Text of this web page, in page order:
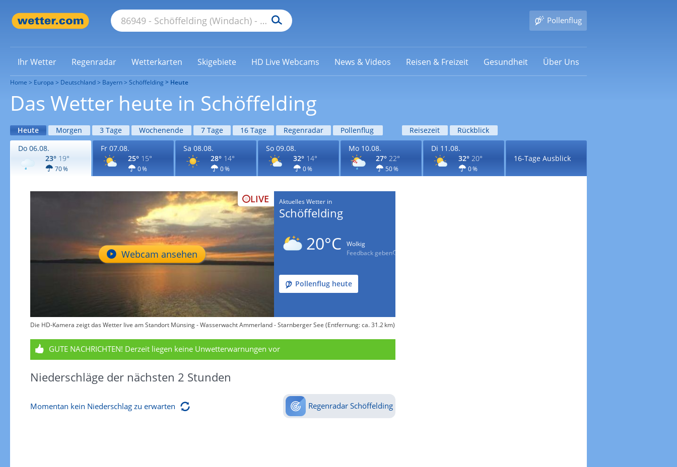
Pollenflug
Ihr Wetter Regenradar Wetterkarten Skigebiete HD Live Webcams News & Videos Reisen & Freizeit Gesundheit Über Uns
Home Europa Deutschland Bayern Schöffelding Heute
Das Wetter heute in Schöffelding
Heute Morgen 3 Tage Wochenende 7 Tage 16 Tage Regenradar Pollenflug Reisezeit
Rückblick
Do 06.08.
23° 19°
70 %
Fr 07.08.
25° 15°
0 %
Sa 08.08.
28° 14°
0 %
So 09.08.
32° 14°
0 %
Mo 10.08.
27° 22°
50 %
Di 11.08.
32° 20°
0 %
16-Tage Ausblick
LIVE
Webcam ansehen
Aktuelles Wetter in
Schöffelding
20°C
Wolkig
Feedback geben
Pollenflug heute
Die HD-Kamera zeigt das Wetter live am Standort Münsing - Wasserwacht Ammerland - Starnberger See (Entfernung: ca. 31.2 km)
GUTE NACHRICHTEN! Derzeit liegen keine Unwetterwarnungen vor
Niederschläge der nächsten 2 Stunden
Momentan kein Niederschlag zu erwarten Regenradar Schöffelding